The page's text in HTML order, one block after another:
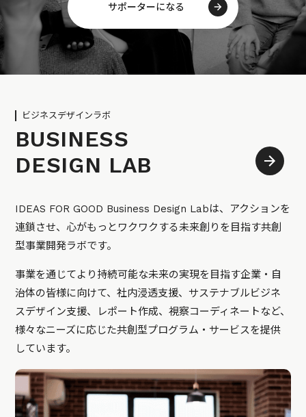
サポーターになる
ビジネスデザインラボ
BUSINESS
DESIGN LAB
IDEAS FOR GOOD Business Design Labは、アクションを
連鎖させ、心がもっとワクワクする未来創りを目指す共創
型事業開発ラボです。
事業を通じてより持続可能な未来の実現を目指す企業・自
治体の皆様に向けて、社内浸透支援、サステナブルビジネ
スデザイン支援、レポート作成、視察コーディネートなど、
様々なニーズに応じた共創型プログラム・サービスを提供
しています。